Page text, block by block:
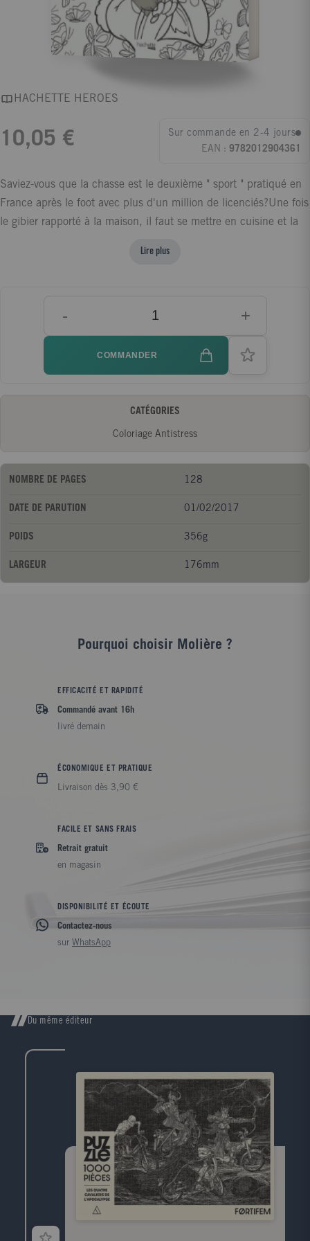
HACHETTE HEROES
10,05 €
Sur commande en 2-4 jours
EAN : 9782012904361
Saviez-vous que la chasse est le deuxième " sport " pratiqué en
France après le foot avec plus d'un million de licenciés?Une fois
le gibier rapporté à la maison, il faut se mettre en cuisine et la
François Mallet a donc concocté 45 recettes originales,
Lire plus
- +
COMMANDER
CATÉGORIES
Coloriage Antistress
NOMBRE DE PAGES 128
DATE DE PARUTION 01/02/2017
POIDS 356g
LARGEUR 176mm
Pourquoi choisir Molière ?
EFFICACITÉ ET RAPIDITÉ
Commandé avant 16h
livré demain
ÉCONOMIQUE ET PRATIQUE
Livraison dès 3,90 €
FACILE ET SANS FRAIS
Retrait gratuit
en magasin
DISPONIBILITÉ ET ÉCOUTE
Contactez-nous
sur WhatsApp
Du même éditeur